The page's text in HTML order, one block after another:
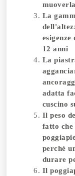
La
12 anni
La
adatta
cuscino
Il peso
fatto
perché
durare
Il